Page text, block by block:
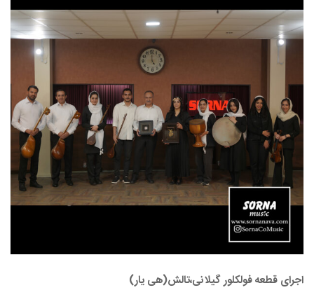
اجرای قطعه فولکلور گیلانی،تالش(هی یار)